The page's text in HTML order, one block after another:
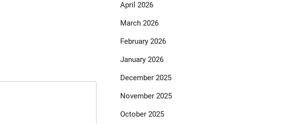
April 2026
March 2026
February 2026
January 2026
December 2025
November 2025
October 2025